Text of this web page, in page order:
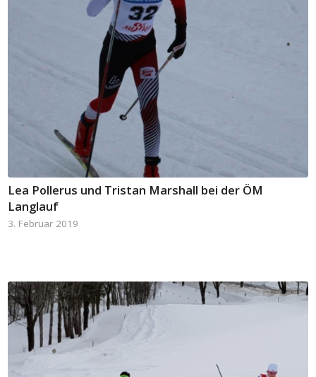
Lea Pollerus und Tristan Marshall bei der ÖM
Langlauf
3. Februar 2019